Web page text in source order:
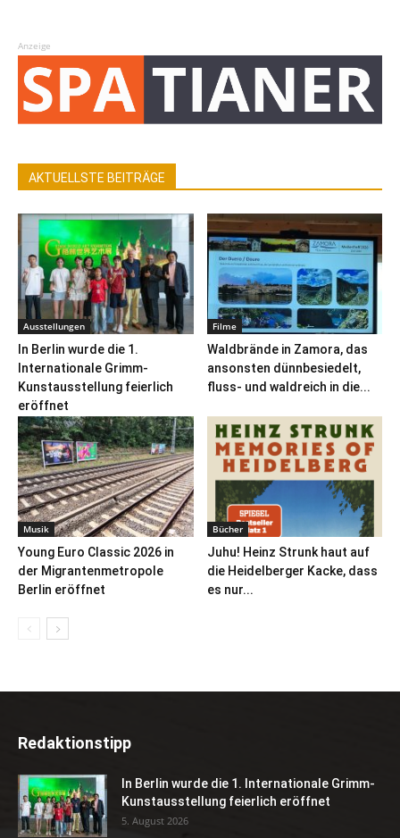
Anzeige
AKTUELLSTE BEITRÄGE
Ausstellungen
In Berlin wurde die 1.
Internationale Grimm-
Kunstausstellung feierlich
eröffnet
Filme
Waldbrände in Zamora, das
ansonsten dünnbesiedelt,
fluss- und waldreich in die...
Musik
Young Euro Classic 2026 in
der Migrantenmetropole
Berlin eröffnet
Bücher
Juhu! Heinz Strunk haut auf
die Heidelberger Kacke, dass
es nur...
Redaktionstipp
In Berlin wurde die 1. Internationale Grimm-
Kunstausstellung feierlich eröffnet
5. August 2026